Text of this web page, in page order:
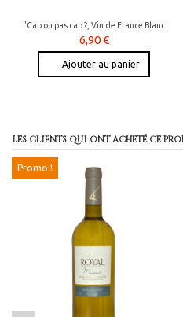
"Cap ou pas cap ?, Vin de France Blanc
6,90 €
Ajouter au panier
Les clients qui ont acheté ce
Promo !